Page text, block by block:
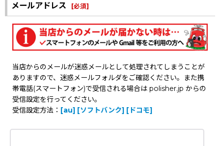
メールアドレス [必須]
当店からのメールが迷惑メールとして処理されてしまうことが
ありますので、迷惑メールフォルダをご確認ください。また携
帯電話(スマートフォン)で受信される場合は polisher.jp からの
受信設定を行ってください。
受信設定方法： [au] [ソフトバンク] [ドコモ]